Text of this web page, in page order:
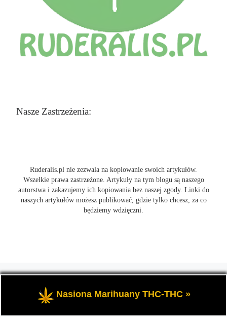
Nasze Zastrzeżenia:
Ruderalis.pl nie zezwala na kopiowanie swoich artykułów.
Wszelkie prawa zastrzeżone. Artykuły na tym blogu są naszego
autorstwa i zakazujemy ich kopiowania bez naszej zgody. Linki do
naszych artykułów możesz publikować, gdzie tylko chcesz, za co
będziemy wdzięczni.
marihuanie THC i konopi CBD, wszystko na temat uprawy
cannabis i nie tylko.
Nasiona Marihuany THC-THC »